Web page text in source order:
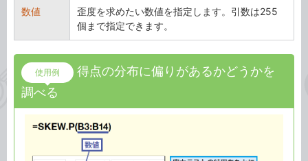
数値
歪度を求めたい数値を指定します。引数は255
個まで指定できます。
使用例
得点の分布に偏りがあるかどうかを
調べる